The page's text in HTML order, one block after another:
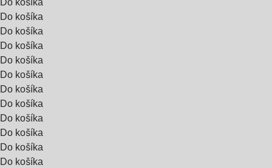
Do košíka
Do košíka
Do košíka
Do košíka
Do košíka
Do košíka
Do košíka
Do košíka
Do košíka
Do košíka
Do košíka
Do košíka